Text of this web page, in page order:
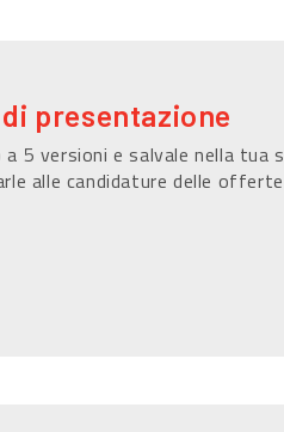
presentazione
a 5 versioni e salvale nella tua
alle candidature delle